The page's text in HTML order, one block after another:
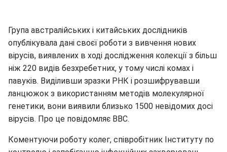
Група австралійських і китайських дослідників
опублікувала дані своєї роботи з вивчення нових
вірусів, виявлених в ході дослідження колекції з більш
ніж 220 видів безхребетних, у тому числі комах і
павуків. Виділивши зразки РНК і розшифрувавши
ланцюжок з використанням методів молекулярної
генетики, вони виявили близько 1500 невідомих досі
вірусів. Про це повідомляє BBC.
Коментуючи роботу колег, співробітник Інституту по